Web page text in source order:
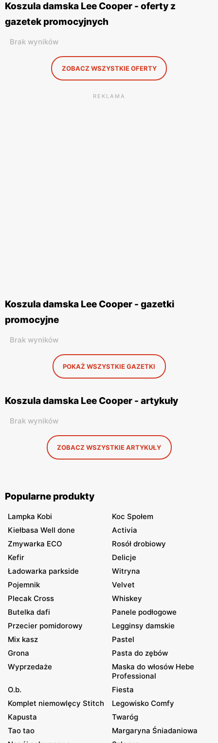
Koszula damska Lee Cooper - oferty z
gazetek promocyjnych
Brak wyników
ZOBACZ WSZYSTKIE OFERTY
REKLAMA
Koszula damska Lee Cooper - gazetki
promocyjne
Brak wyników
POKAŻ WSZYSTKIE GAZETKI
Koszula damska Lee Cooper - artykuły
Brak wyników
ZOBACZ WSZYSTKIE ARTYKUŁY
Popularne produkty
Lampka Kobi
Koc Społem
Kiełbasa Well done
Activia
Zmywarka ECO
Rosół drobiowy
Kefir
Delicje
Ładowarka parkside
Witryna
Pojemnik
Velvet
Plecak Cross
Whiskey
Butelka dafi
Panele podłogowe
Przecier pomidorowy
Legginsy damskie
Mix kasz
Pastel
Grona
Pasta do zębów
Wyprzedaże
Maska do włosów Hebe
Professional
O.b.
Fiesta
Komplet niemowlęcy Stitch
Legowisko Comfy
Kapusta
Twaróg
Tao tao
Margaryna Śniadaniowa